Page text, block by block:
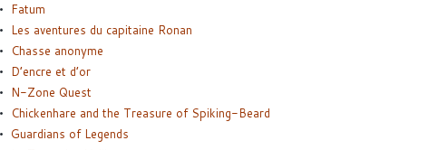
Fatum
Les aventures du capitaine Ronan
Chasse anonyme
D’encre et d’or
N-Zone Quest
Chickenhare and the Treasure of Spiking-Beard
Guardians of Legends